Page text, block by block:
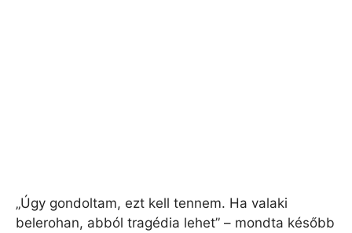
„Úgy gondoltam, ezt kell tennem. Ha valaki
belerohan, abból tragédia lehet” – mondta később